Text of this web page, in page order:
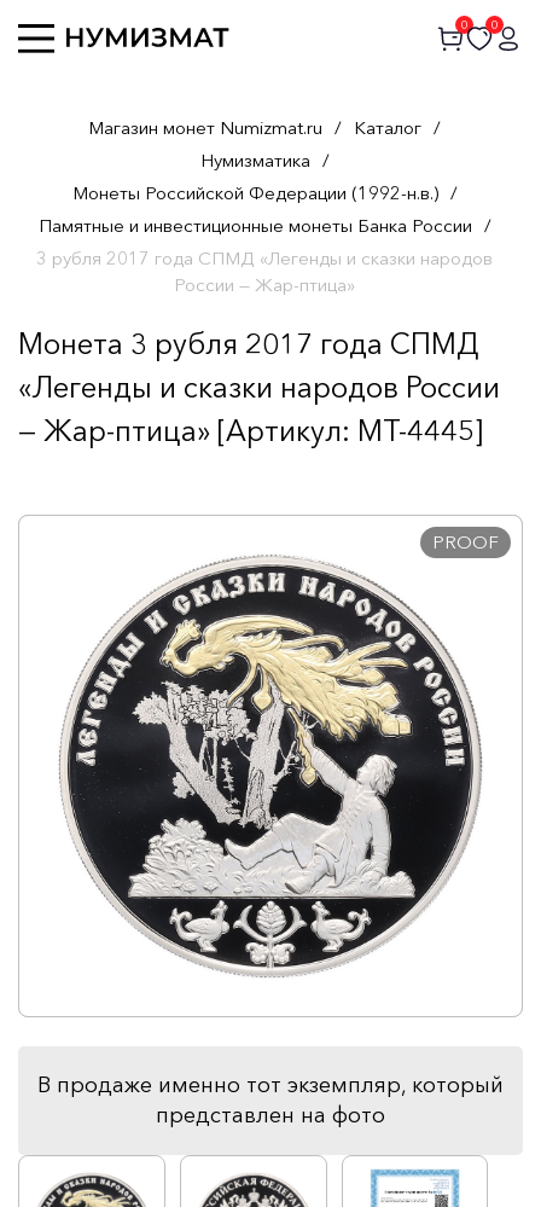
0 0
Магазин монет Numizmat.ru / Каталог /
Нумизматика /
Монеты Российской Федерации (1992-н.в.) /
Памятные и инвестиционные монеты Банка России /
3 рубля 2017 года СПМД «Легенды и сказки народов
России — Жар-птица»
Монета 3 рубля 2017 года СПМД
«Легенды и сказки народов России
— Жар-птица» [Артикул: MT-4445]
PROOF
В продаже именно тот экземпляр, который
представлен на фото